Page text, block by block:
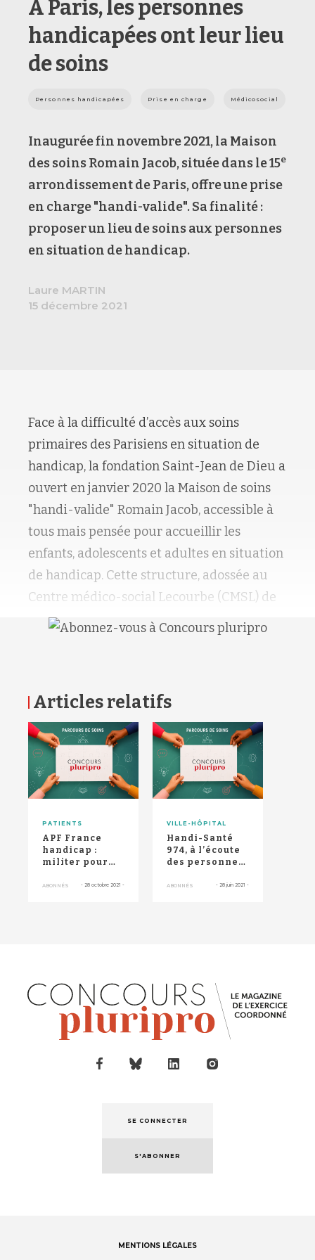
A Paris, les personnes
handicapées ont leur lieu
de soins
Personnes handicapées Prise en charge Médicosocial
Inaugurée fin novembre 2021, la Maison
des soins Romain Jacob, située dans le 15e
arrondissement de Paris, offre une prise
en charge "handi-valide". Sa finalité :
proposer un lieu de soins aux personnes
en situation de handicap.
Laure MARTIN
15 décembre 2021
Face à la difficulté d’accès aux soins
primaires des Parisiens en situation de
handicap, la fondation Saint-Jean de Dieu a
ouvert en janvier 2020 la Maison de soins
"handi-valide" Romain Jacob, accessible à
tous mais pensée pour accueillir les
enfants, adolescents et adultes en situation
de handicap. Cette structure, adossée au
Centre médico-social Lecourbe (CMSL) de
Articles relatifs
PATIENTS
APF France
handicap :
militer pour
"comme tout le
ABONNÉS - 28 octobre 2021 -
VILLE-HÔPITAL
Handi-Santé
974, à l’écoute
des personnes
handicap
ABONNÉS - 28 juin 2021 -
SE CONNECTER
S'ABONNER
MENTIONS LÉGALES